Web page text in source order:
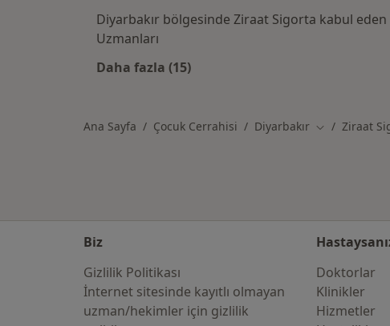
Diyarbakır bölgesinde Ziraat Sigorta kabul eden
Uzmanları
Daha fazla (15)
Ana Sayfa Çocuk Cerrahisi Diyarbakır Şehir değiştir
Ziraat
Biz
Gizlilik Politikası
İnternet sitesinde kayıtlı olmayan
uzman/hekimler i̇çin gizlilik
Doktorlar
Klinikler
Hizmetler